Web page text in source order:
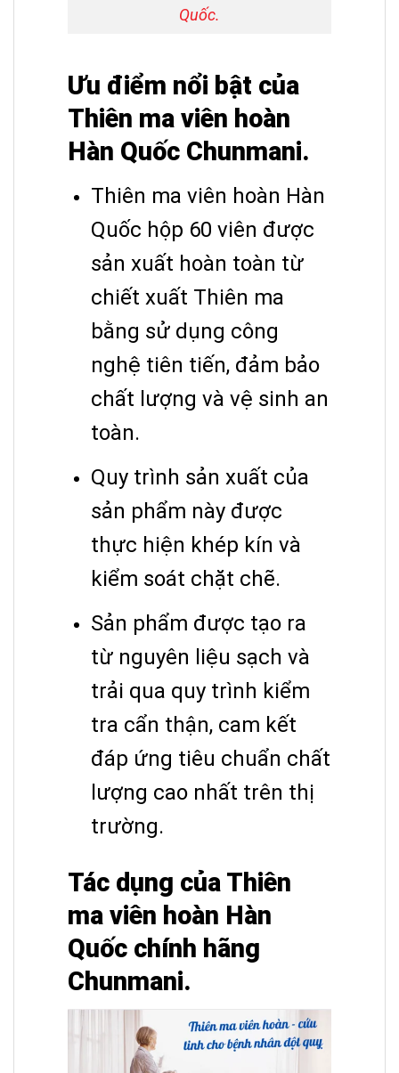
Quốc.
Ưu điểm nổi bật của
Thiên ma viên hoàn
Hàn Quốc Chunmani.
Thiên ma viên hoàn Hàn
Quốc hộp 60 viên được
sản xuất hoàn toàn từ
chiết xuất Thiên ma
bằng sử dụng công
nghệ tiên tiến, đảm bảo
chất lượng và vệ sinh an
toàn.
Quy trình sản xuất của
sản phẩm này được
thực hiện khép kín và
kiểm soát chặt chẽ.
Sản phẩm được tạo ra
từ nguyên liệu sạch và
trải qua quy trình kiểm
tra cẩn thận, cam kết
đáp ứng tiêu chuẩn chất
lượng cao nhất trên thị
trường.
Tác dụng của Thiên
ma viên hoàn Hàn
Quốc chính hãng
Chunmani.